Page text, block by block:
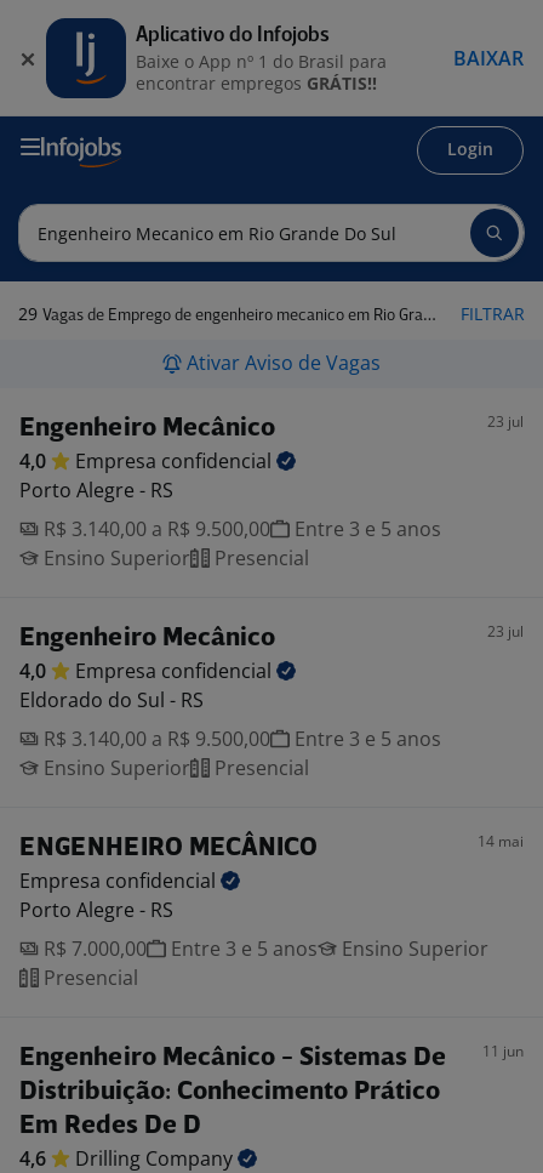
Login
29 Vagas de Emprego de engenheiro mecanico em Rio Grande do Sul FILTRAR
Ativar Aviso de Vagas
Engenheiro Mecânico 23 jul
4,0 Empresa confidencial
Porto Alegre - RS
R$ 3.140,00 a R$ 9.500,00
Entre 3 e 5 anos
Ensino Superior
Presencial
Engenheiro Mecânico 23 jul
4,0 Empresa confidencial
Eldorado do Sul - RS
R$ 3.140,00 a R$ 9.500,00
Entre 3 e 5 anos
Ensino Superior
Presencial
ENGENHEIRO MECÂNICO 14 mai
Empresa confidencial
Porto Alegre - RS
R$ 7.000,00
Entre 3 e 5 anos
Ensino Superior
Presencial
Engenheiro Mecânico - Sistemas De
Distribuição: Conhecimento Prático
Em Redes De D
11 jun
4,6 Drilling Company
Aplicativo do Infojobs
Baixe o App nº 1 do Brasil para
encontrar empregos GRÁTIS!!
BAIXAR